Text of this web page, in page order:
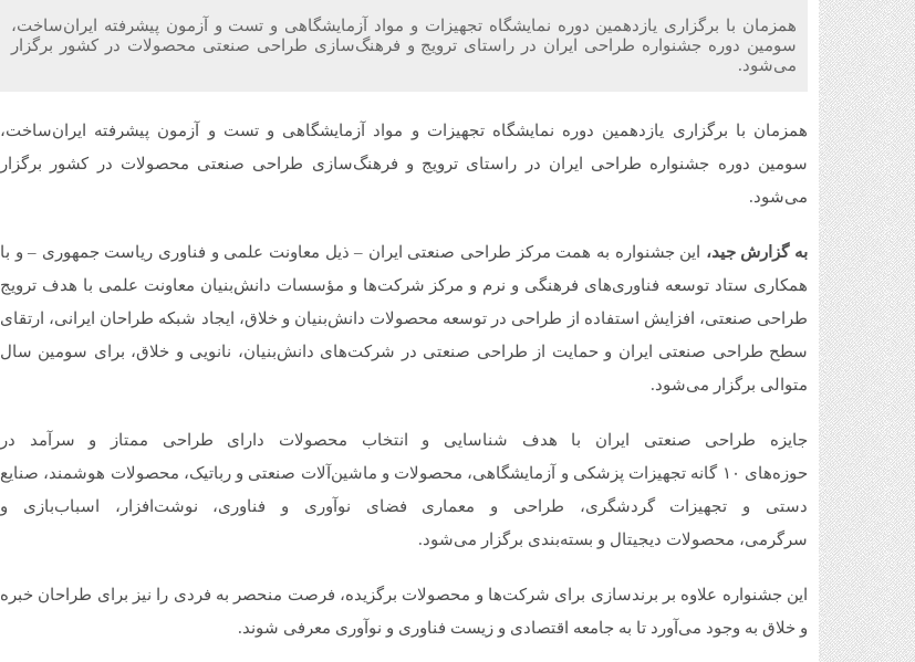
همزمان با برگزاری یازدهمین دوره نمایشگاه تجهیزات و مواد آزمایشگاهی و تست و آزمون پیشرفته ایران‌ساخت،
سومین دوره جشنواره طراحی ایران در راستای ترویج و فرهنگ‌سازی طراحی صنعتی محصولات در کشور برگزار
می‌شود.
همزمان با برگزاری یازدهمین دوره نمایشگاه تجهیزات و مواد آزمایشگاهی و تست و آزمون پیشرفته ایران‌ساخت،
سومین دوره جشنواره طراحی ایران در راستای ترویج و فرهنگ‌سازی طراحی صنعتی محصولات در کشور برگزار
می‌شود.
به گزارش جید،
این جشنواره به همت مرکز طراحی صنعتی ایران – ذیل معاونت علمی و فناوری ریاست جمهوری – و با
همکاری ستاد توسعه فناوری‌های فرهنگی و نرم و مرکز شرکت‌ها و مؤسسات دانش‌بنیان معاونت علمی با هدف ترویج
طراحی صنعتی، افزایش استفاده از طراحی در توسعه محصولات دانش‌بنیان و خلاق، ایجاد شبکه‌ طراحان ایرانی، ارتقای
سطح طراحی صنعتی ایران و حمایت از طراحی صنعتی در شرکت‌های دانش‌بنیان، نانویی و خلاق، برای سومین سال
متوالی برگزار می‌شود.
جایزه طراحی صنعتی ایران با هدف شناسایی و انتخاب محصولات دارای طراحی‌ ممتاز و سرآمد در
حوزه‌های ۱۰ گانه تجهیزات پزشکی و آزمایشگاهی، محصولات و ماشین‌آلات صنعتی و رباتیک، محصولات هوشمند، صنایع
دستی و تجهیزات گردشگری، طراحی و معماری فضای نوآوری و فناوری، نوشت‌افزار، اسباب‌بازی و
سرگرمی، محصولات دیجیتال و بسته‌بندی برگزار می­‌شود.
این جشنواره علاوه بر برندسازی برای شرکت­‌ها و محصولات برگزیده، فرصت منحصر به­ فردی را نیز برای طراحان خبره
و خلاق به وجود می­‌آورد تا به جامعه اقتصادی و زیست فناوری و نوآوری معرفی شوند.